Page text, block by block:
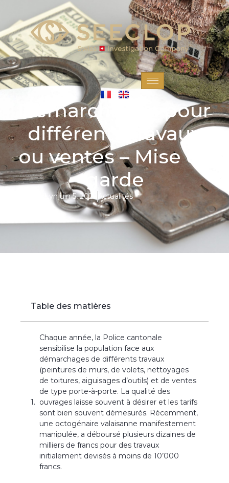
Démarchages pour
différents travaux
ou ventes – Mise en
garde
MayLynjuin 5, 2022 Actualités
en garde
Table des matières
Chaque année, la Police cantonale
sensibilise la population face aux
démarchages de différents travaux
(peintures de murs, de volets, nettoyages
de toitures, aiguisages d’outils) et de ventes
de type porte-à-porte. La qualité des
ouvrages laisse souvent à désirer et les tarifs
sont bien souvent démesurés. Récemment,
une octogénaire valaisanne manifestement
manipulée, a déboursé plusieurs dizaines de
milliers de francs pour des travaux
initialement devisés à moins de 10’000
francs.